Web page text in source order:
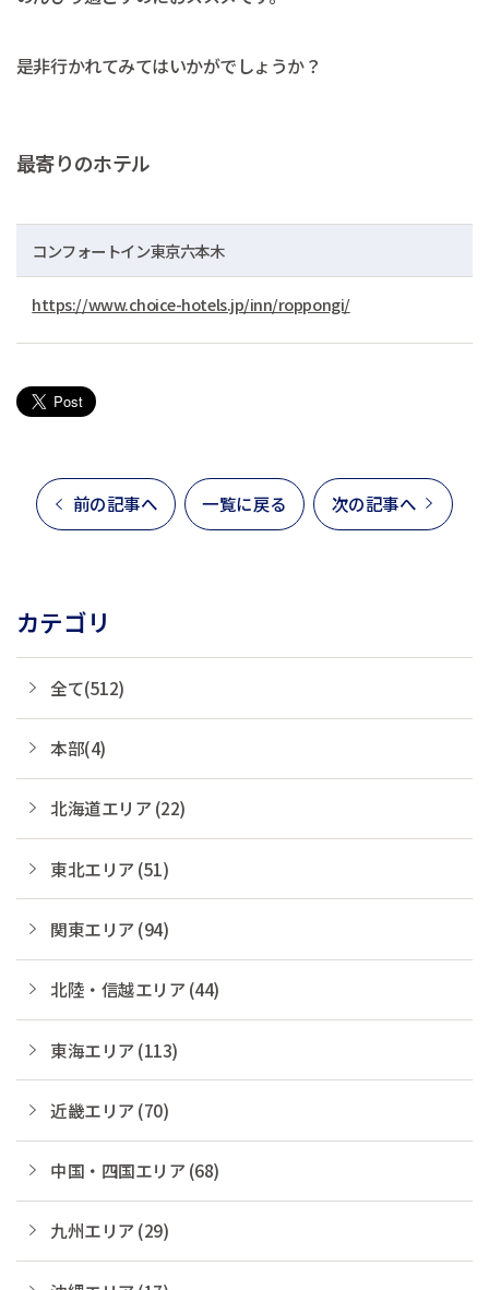
是非行かれてみてはいかがでしょうか？
最寄りのホテル
コンフォートイン東京六本木
https://www.choice-hotels.jp/inn/roppongi/
前の記事へ 一覧に戻る 次の記事へ
カテゴリ
全て(512)
本部(4)
北海道エリア (22)
東北エリア (51)
関東エリア (94)
北陸・信越エリア (44)
東海エリア (113)
近畿エリア (70)
中国・四国エリア (68)
九州エリア (29)